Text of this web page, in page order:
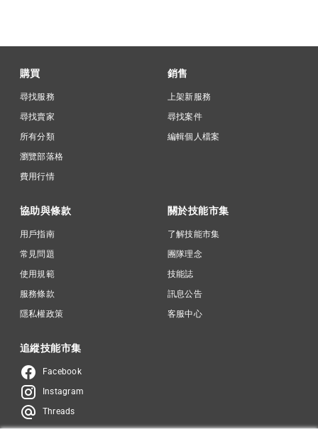
購買
尋找服務
尋找賣家
所有分類
瀏覽部落格
費用行情
銷售
上架新服務
尋找案件
編輯個人檔案
協助與條款
用戶指南
常見問題
使用規範
服務條款
隱私權政策
關於技能市集
了解技能市集
團隊理念
技能誌
訊息公告
客服中心
追縱技能市集
Facebook
Instagram
Threads